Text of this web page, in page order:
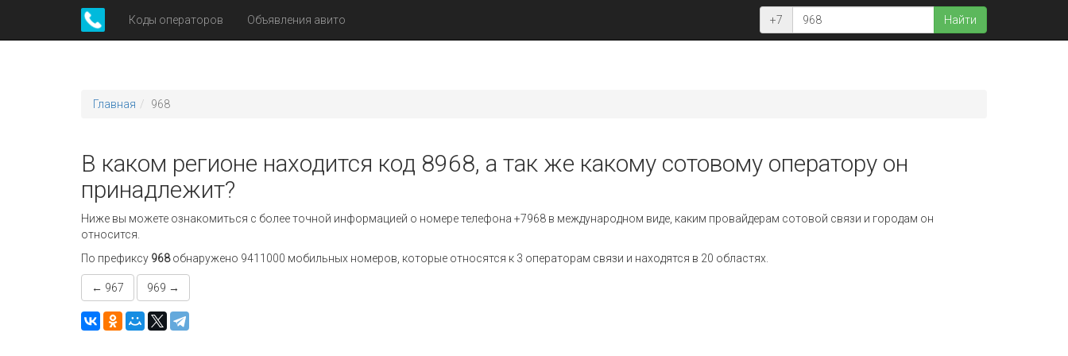
Коды операторов Объявления авито +7 Найти
Главная 968
В каком регионе находится код 8968, а так же какому сотовому оператору он
принадлежит?
Ниже вы можете ознакомиться с более точной информацией о номере телефона +7968 в международном виде, каким провайдерам сотовой связи и городам он
относится.
По префиксу 968обнаружено 9411000 мобильных номеров, которые относятся к 3 операторам связи и находятся в 20 областях.
← 967 969 →